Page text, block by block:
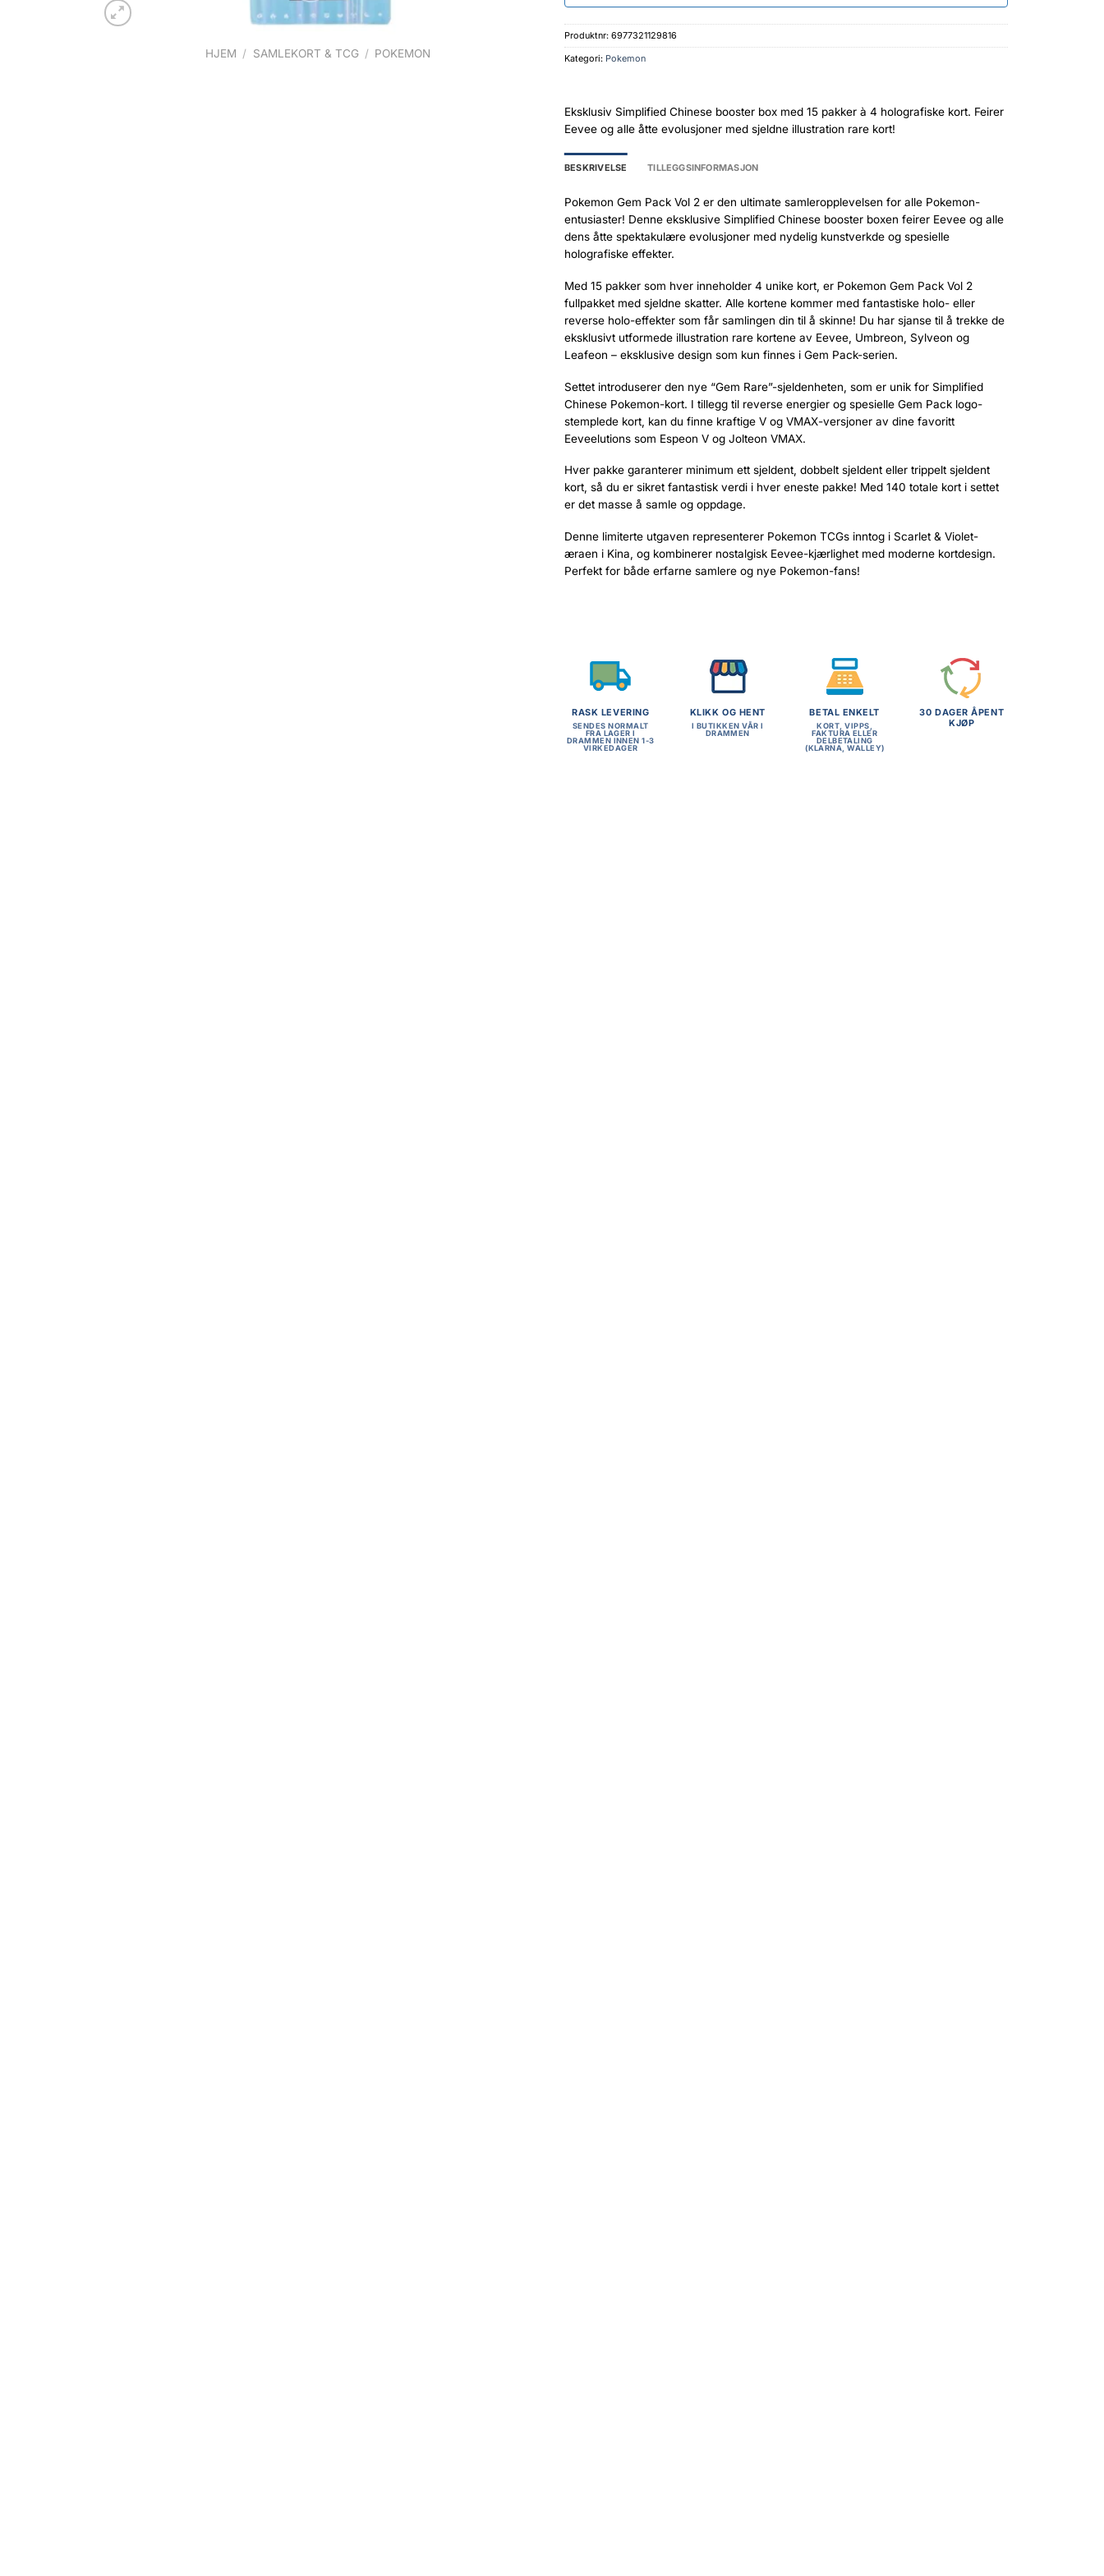
HJEM / SAMLEKORT & TCG / POKEMON
Produktnr: 6977321129816
Kategori: Pokemon
Eksklusiv Simplified Chinese booster box med 15 pakker à 4 holografiske kort. Feirer
Eevee og alle åtte evolusjoner med sjeldne illustration rare kort!
BESKRIVELSE TILLEGGSINFORMASJON
Pokemon Gem Pack Vol 2 er den ultimate samleropplevelsen for alle Pokemon-
entusiaster! Denne eksklusive Simplified Chinese booster boxen feirer Eevee og alle
dens åtte spektakulære evolusjoner med nydelig kunstverkde og spesielle
holografiske effekter.
Med 15 pakker som hver inneholder 4 unike kort, er Pokemon Gem Pack Vol 2
fullpakket med sjeldne skatter. Alle kortene kommer med fantastiske holo- eller
reverse holo-effekter som får samlingen din til å skinne! Du har sjanse til å trekke de
eksklusivt utformede illustration rare kortene av Eevee, Umbreon, Sylveon og
Leafeon – eksklusive design som kun finnes i Gem Pack-serien.
Settet introduserer den nye “Gem Rare”-sjeldenheten, som er unik for Simplified
Chinese Pokemon-kort. I tillegg til reverse energier og spesielle Gem Pack logo-
stemplede kort, kan du finne kraftige V og VMAX-versjoner av dine favoritt
Eeveelutions som Espeon V og Jolteon VMAX.
Hver pakke garanterer minimum ett sjeldent, dobbelt sjeldent eller trippelt sjeldent
kort, så du er sikret fantastisk verdi i hver eneste pakke! Med 140 totale kort i settet
er det masse å samle og oppdage.
Denne limiterte utgaven representerer Pokemon TCGs inntog i Scarlet & Violet-
æraen i Kina, og kombinerer nostalgisk Eevee-kjærlighet med moderne kortdesign.
Perfekt for både erfarne samlere og nye Pokemon-fans!
RASK LEVERING
SENDES NORMALT
FRA LAGER I
DRAMMEN INNEN 1-3
VIRKEDAGER
KLIKK OG HENT
I BUTIKKEN VÅR I
DRAMMEN
BETAL ENKELT
KORT, VIPPS,
FAKTURA ELLER
DELBETALING
(KLARNA, WALLEY)
30 DAGER ÅPENT
KJØP